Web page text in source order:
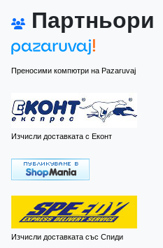
Партньори
Преносими компютри на Pazaruvaj
Изчисли доставката с Еконт
Изчисли доставката със Спиди